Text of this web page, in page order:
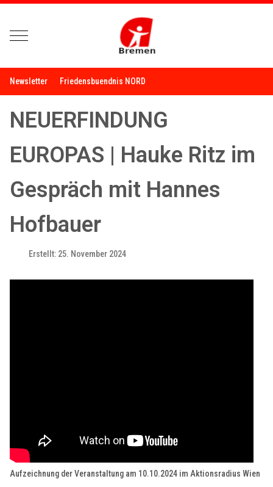
Mobile Menu Toggle
Newsletter Friedensbuendnis NORD
NEUERFINDUNG
EUROPAS | Hauke Ritz im
Gespräch mit Hannes
Hofbauer
Erstellt: 25. November 2024
Aufzeichnung der Veranstaltung am 10.10.2024 im Aktionsradius Wien